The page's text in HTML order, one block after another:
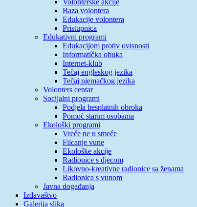
Baza volontera
Edukacije volontera
Pristupnica
Edukativni programi
Edukacijom protiv ovisnosti
Informatička obuka
Internet-klub
Tečaj engleskog jezika
Tečaj njemačkog jezika
Volonters centar
Socijalni programi
Podjela besplatnih obroka
Pomoć starim osobama
Ekološki programi
Vreće ne u smeće
Filcanje vune
Ekološke akcije
Radionice s djecom
Likovno-kreativne radionice sa ženama
Radionica s vunom
Javna događanja
Izdavaštvo
Galerija slika